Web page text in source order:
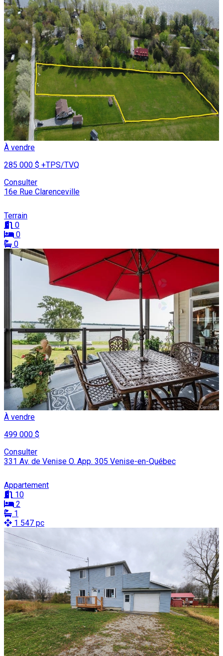
À vendre
285 000 $ +TPS/TVQ
Consulter
16e Rue Clarenceville
Terrain
0
0
0
À vendre
499 000 $
Consulter
331 Av. de Venise O. App. 305 Venise-en-Québec
Appartement
10
2
1
1 547 pc